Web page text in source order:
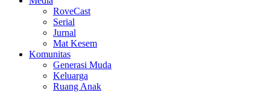
RoveCast
Serial
Jurnal
Mat Kesem
Komunitas
Generasi Muda
Keluarga
Ruang Anak